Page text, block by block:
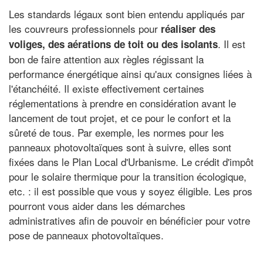
Les standards légaux sont bien entendu appliqués par
les couvreurs professionnels pour réaliser des
voliges, des aérations de toit ou des isolants. Il est
bon de faire attention aux règles régissant la
performance énergétique ainsi qu'aux consignes liées à
l'étanchéité. Il existe effectivement certaines
réglementations à prendre en considération avant le
lancement de tout projet, et ce pour le confort et la
sûreté de tous. Par exemple, les normes pour les
panneaux photovoltaïques sont à suivre, elles sont
fixées dans le Plan Local d'Urbanisme. Le crédit d'impôt
pour le solaire thermique pour la transition écologique,
etc. : il est possible que vous y soyez éligible. Les pros
pourront vous aider dans les démarches
administratives afin de pouvoir en bénéficier pour votre
pose de panneaux photovoltaïques.